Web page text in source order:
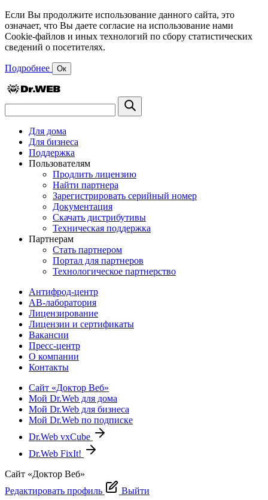
Если Вы продолжите использование данного сайта, это
означает, что Вы даете согласие на использование нами
Cookie-файлов и иных технологий по сбору статистических
сведений о посетителях.
Подробнее Ок
Для дома
Для бизнеса
Поддержка
Пользователям
Продлить лицензию
Найти партнера
Зарегистрировать серийный номер
Документация
Скачать дистрибутивы
Техническая поддержка
Партнерам
Стать партнером
Портал для партнеров
Технологическое партнерство
Антифрод-центр
АВ-лаборатория
Лицензирование
Лицензии и сертификаты
Вакансии
Пресс-центр
О компании
Контакты
Сайт «Доктор Веб»
Мой Dr.Web для дома
Мой Dr.Web для бизнеса
Мой Dr.Web по подписке
Dr.Web vxCube
Dr.Web FixIt!
Сайт «Доктор Веб»
Редактировать профиль
Выйти